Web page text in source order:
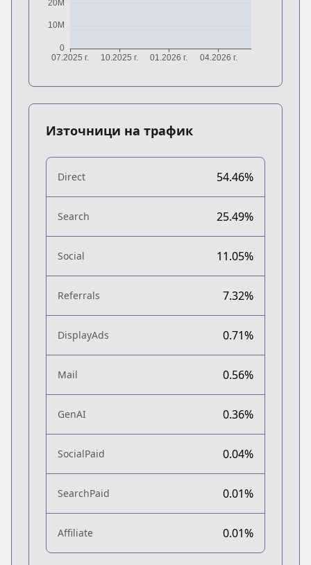
Източници на трафик
Direct 54.46%
Search 25.49%
Social 11.05%
Referrals 7.32%
DisplayAds 0.71%
Mail 0.56%
GenAI 0.36%
SocialPaid 0.04%
SearchPaid 0.01%
Affiliate 0.01%